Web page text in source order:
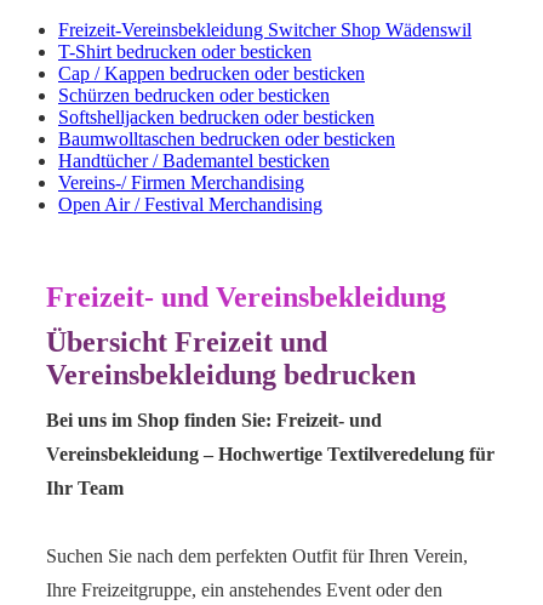
Freizeit-Vereinsbekleidung Switcher Shop Wädenswil
T-Shirt bedrucken oder besticken
Cap / Kappen bedrucken oder besticken
Schürzen bedrucken oder besticken
Softshelljacken bedrucken oder besticken
Baumwolltaschen bedrucken oder besticken
Handtücher / Bademantel besticken
Vereins-/ Firmen Merchandising
Open Air / Festival Merchandising
Freizeit- und Vereinsbekleidung
Übersicht Freizeit und
Vereinsbekleidung bedrucken
Bei uns im Shop finden Sie: Freizeit- und
Vereinsbekleidung – Hochwertige Textilveredelung für
Ihr Team
Suchen Sie nach dem perfekten Outfit für Ihren Verein,
Ihre Freizeitgruppe, ein anstehendes Event oder den